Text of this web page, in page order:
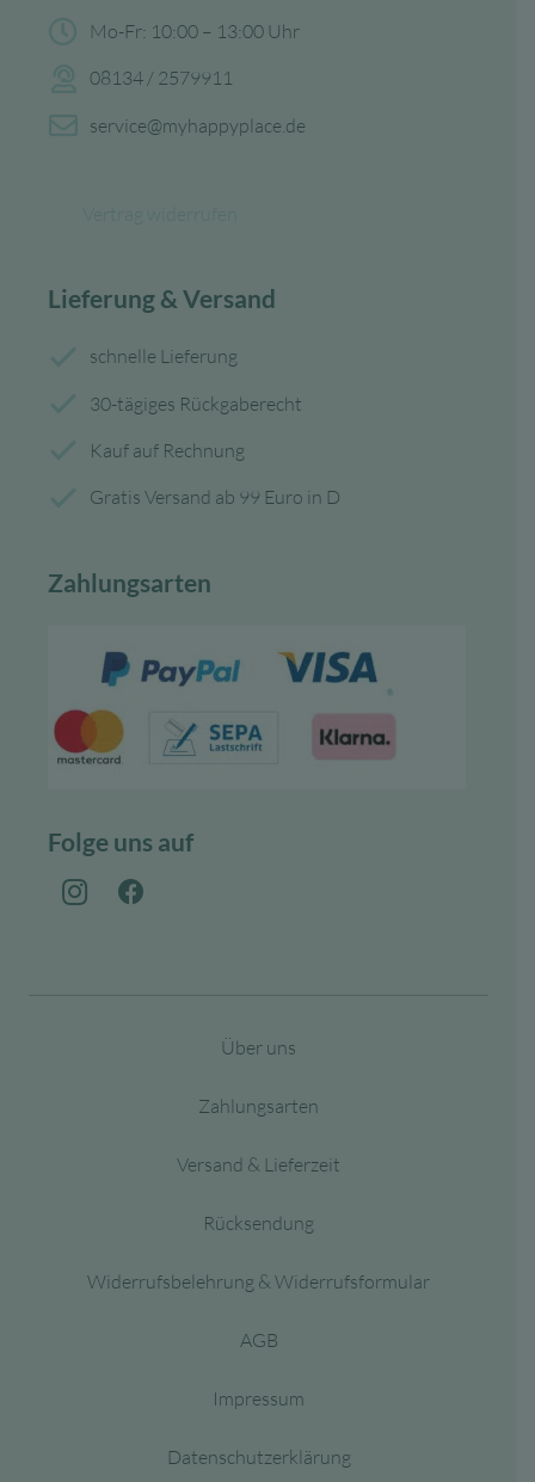
Mo-Fr: 10:00 – 13:00 Uhr
08134 / 2579911
service@myhappyplace.de
Lieferung & Versand
schnelle Lieferung
30-tägiges Rückgaberecht
Kauf auf Rechnung
Gratis Versand ab 99 Euro in D
Zahlungsarten
Folge uns auf
Über uns
Zahlungsarten
Versand & Lieferzeit
Rücksendung
Widerrufsbelehrung & Widerrufsformular
AGB
Impressum
Datenschutzerklärung